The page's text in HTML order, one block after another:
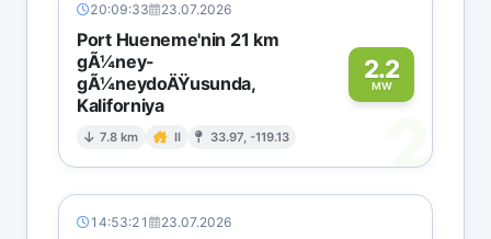
20:09:33 23.07.2026
Port Hueneme'nin 21 km
gÃ¼ney-
gÃ¼neydoÄŸusunda,
Kaliforniya
7.8 km II 33.97, -119.13
2.2
MW
2
14:53:21 23.07.2026